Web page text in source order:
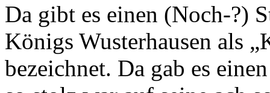
Da gibt es einen (Noch-?)
Königs Wusterhausen als
bezeichnet. Da gab es